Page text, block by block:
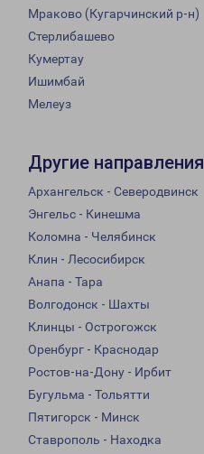
Мраково (Кугарчинский р-н)
Стерлибашево
Кумертау
Ишимбай
Мелеуз
Другие направления
Архангельск - Северодвинск
Энгельс - Кинешма
Коломна - Челябинск
Клин - Лесосибирск
Анапа - Тара
Волгодонск - Шахты
Клинцы - Острогожск
Оренбург - Краснодар
Ростов-на-Дону - Ирбит
Бугульма - Тольятти
Пятигорск - Минск
Ставрополь - Находка